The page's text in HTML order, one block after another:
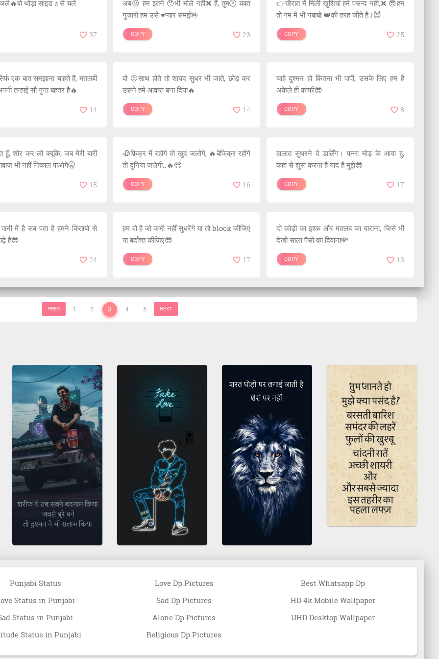
थोड़ा साइड🚶से चले
37
अब😜 हम इतने 😯भी भोले नही❌ हैं, तुम🕐 वक्त
गुजारो हम उसे ♥️प्यार समझे🤟
COPY 23
👉खैरात में मिली खुशियां हमे पसन्द नही,❌ 😎हम
तो गम में भी नबाबो 👑की तरह जीते है।😈
COPY 25
एक बात समझाना चाहते हैं, मतलबी
तन्हाई सौ गुना बहतर है🔥
14
वो 🤨साथ होते तो शायद सुधर भी जाते, छोड़ कर
उसने हमे आवारा बना दिया🔥
COPY 14
चाहे दुश्मन हो कितना भी पापी, उसके लिए हम है
अकेले ही काफी😎
COPY 8
शोर कर लो क्यूंकि, जब मेरी बारी
भी नहीं निकाल पाओगे🤫
15
🥀फ़िक्र में रहोगे तो खुद जलोगे, 🔥बेफिक्र रहोगे
तो दुनिया जलेगी..🔥😎
COPY 16
हालात सुधरने दे डार्लिंग। पन्ना मोड़ के आया हु,
कहां से शुरू करना है याद है मुझे😎
COPY 17
में है सब पता है हमने किताबो से
है😎
24
हम वो है जो कभी नहीं सुधरेंगे या तो block कीजिए
या बर्दाश्त कीजिए😎
COPY 17
दो कोड़ी का इश्क और मतलब का याराना, जिसे भी
देखो साला पैसों का दिवाना💸
COPY 13
PREV 1 2 3 4 5 NEXT
Punjabi Status
Status in Punjabi
Status in Punjabi
Status in Punjabi
Love Dp Pictures
Sad Dp Pictures
Alone Dp Pictures
Religious Dp Pictures
Best Whatsapp Dp
HD 4k Mobile Wallpaper
UHD Desktop Wallpaper